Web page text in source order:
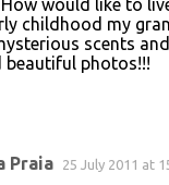
would like to
childhood my
scents
photos!!!
Praia 25 July 2011 at